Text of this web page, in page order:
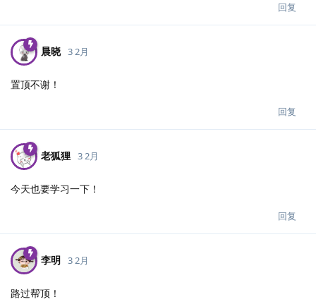
回复
晨晓 3 2月
置顶不谢！
回复
老狐狸 3 2月
今天也要学习一下！
回复
李明 3 2月
路过帮顶！